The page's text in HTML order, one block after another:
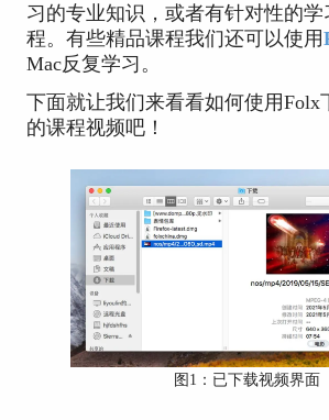
习的专业知识，或者有针对性的
程。有些精品课程我们还可以使用
Mac反复学习。
下面就让我们来看看如何使用Folx
的课程视频吧！
图1：已下载视频界面